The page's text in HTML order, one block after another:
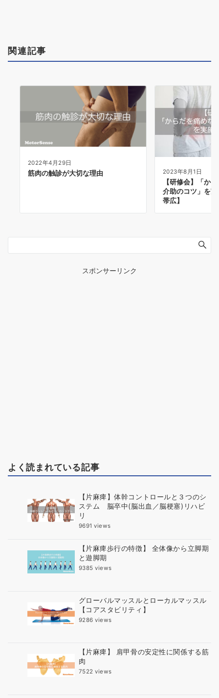
関連記事
2022年4月29日
筋肉の触診が大切な理由 2023年8月1日
【研修会】「か
介助のコツ」を
帯広】
スポンサーリンク
よく読まれている記事
【片麻痺】体幹コントロールと３つのシ
ステム 脳卒中(脳出血／脳梗塞)リハビ
リ
9691 views
【片麻痺歩行の特徴】 全体像から立脚期
と遊脚期
9385 views
グローバルマッスルとローカルマッスル
【コアスタビリティ】
9286 views
【片麻痺】 肩甲骨の安定性に関係する筋
肉
7522 views